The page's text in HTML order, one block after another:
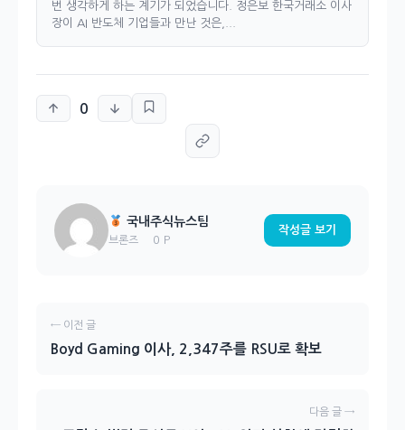
번 생각하게 하는 계기가 되었습니다. 정은보 한국거래소 이사
장이 AI 반도체 기업들과 만난 것은,...
0
국내주식뉴스팀
브론즈 0 P
작성글 보기
← 이전 글
Boyd Gaming 이사, 2,347주를 RSU로 확보
다음 글 →